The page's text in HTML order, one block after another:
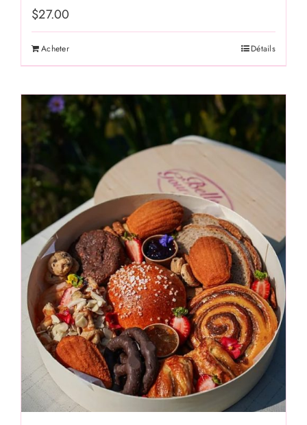
$27.00
Acheter Détails